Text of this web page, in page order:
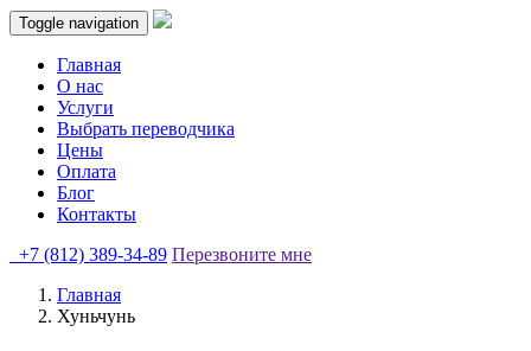
Toggle navigation
Главная
О нас
Услуги
Выбрать переводчика
Цены
Оплата
Блог
Контакты
+7 (812) 389-34-89 Перезвоните мне
Главная
Хуньчунь